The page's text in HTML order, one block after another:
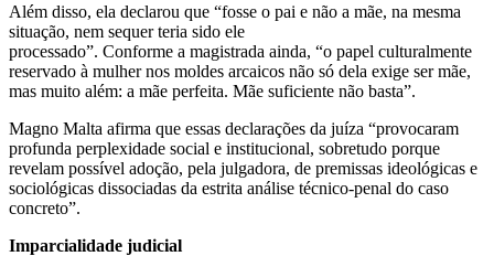
Além disso, ela declarou que “fosse o pai e não a mãe, na mesma
situação, nem sequer teria sido ele
processado”. Conforme a magistrada ainda, “o papel culturalmente
reservado à mulher nos moldes arcaicos não só dela exige ser mãe,
mas muito além: a mãe perfeita. Mãe suficiente não basta”.
Magno Malta afirma que essas declarações da juíza “provocaram
profunda perplexidade social e institucional, sobretudo porque
revelam possível adoção, pela julgadora, de premissas ideológicas e
sociológicas dissociadas da estrita análise técnico-penal do caso
concreto”.
Imparcialidade judicial